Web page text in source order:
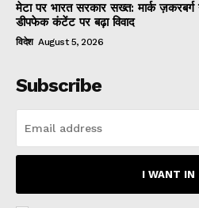
मेटा पर भारत सरकार सख्त: मार्क
डीपफेक कंटेंट पर बढ़ा विवाद
विदेश August 5, 2026
Subscribe
I WANT IN